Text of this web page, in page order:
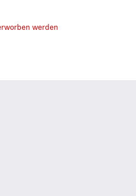
werden